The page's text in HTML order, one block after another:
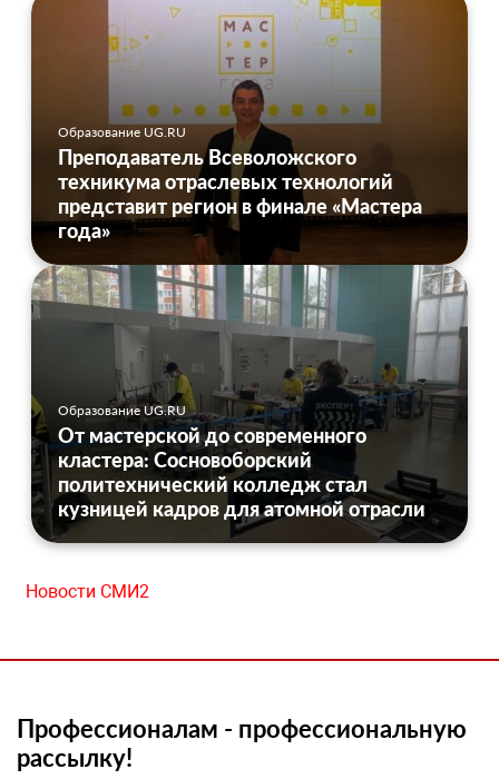
Образование UG.RU
Преподаватель Всеволожского
техникума отраслевых технологий
представит регион в финале «Мастера
года»
Образование UG.RU
От мастерской до современного
кластера: Сосновоборский
политехнический колледж стал
кузницей кадров для атомной отрасли
Новости СМИ2
Профессионалам - профессиональную
рассылку!